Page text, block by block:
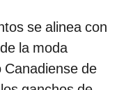
se alinea con
la moda
de